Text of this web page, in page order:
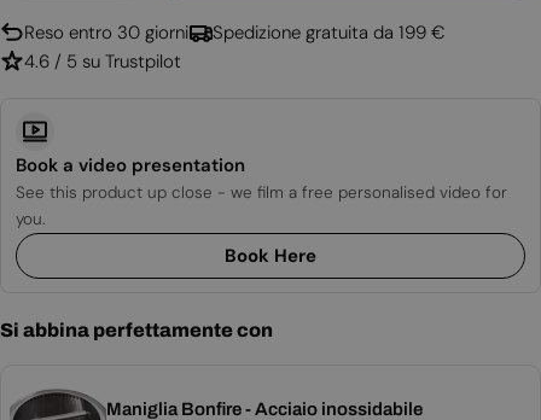
Reso entro 30 giorni
Spedizione gratuita da 199 €
4.6 / 5 su Trustpilot
Book a video presentation
See this product up close - we film a free personalised video for
you.
Book Here
Si abbina perfettamente con
Maniglia Bonfire - Acciaio inossidabile